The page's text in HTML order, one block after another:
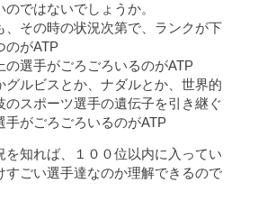
ではないでしょうか。
、その時の状況次第で、ランクが下
のがATP
の選手がごろごろいるのがATP
グルビスとか、ナダルとか、世界的
のスポーツ選手の遺伝子を引き継ぐ
手がごろごろいるのがATP
を知れば、１００位以内に入ってい
すごい選手達なのか理解できるので